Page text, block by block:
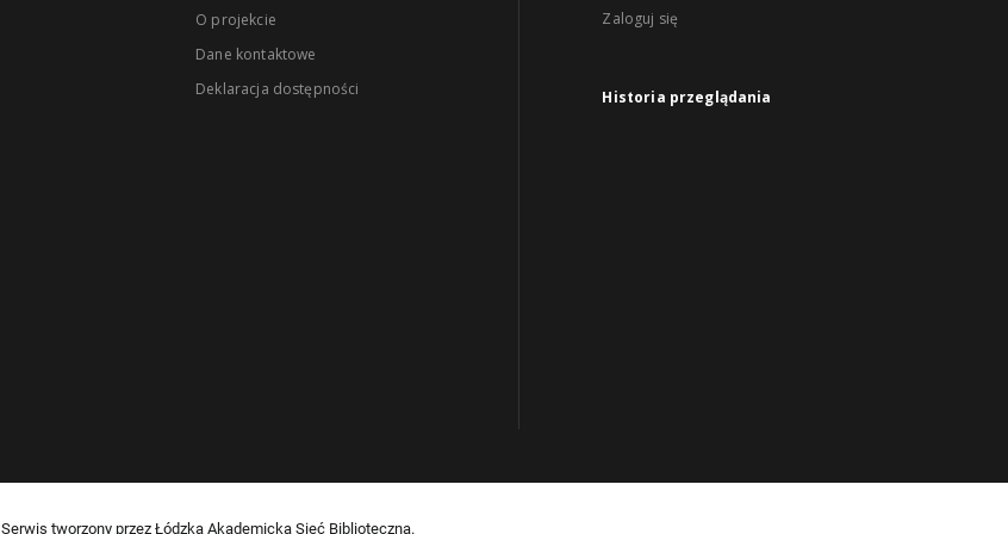
O projekcie
Dane kontaktowe
Deklaracja dostępności
Zaloguj się
Historia przeglądania
Serwis tworzony przez Łódzką Akademicką Sieć Biblioteczną.